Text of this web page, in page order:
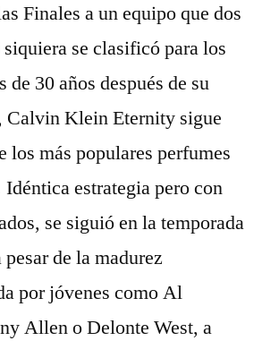
Finales a un equipo que dos
siquiera se clasificó para los
30 años después de su
Calvin Klein Eternity sigue
los más populares perfumes
Idéntica estrategia pero con
se siguió en la temporada
de la madurez
por jóvenes como Al
Allen o Delonte West, a